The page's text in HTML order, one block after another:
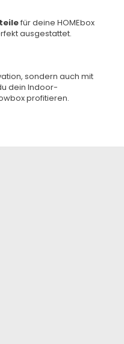
für deine HOMEbox
ausgestattet.
sondern auch mit
dein Indoor-
profitieren.